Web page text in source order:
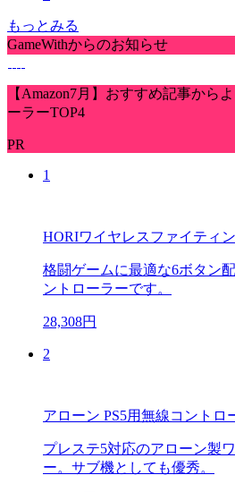
もっとみる
GameWithからのお知らせ
【Amazon7月】おすすめ記事から
ーラーTOP4
PR
1
HORIワイヤレスファイティ
格闘ゲームに最適な6ボタン
ントローラーです。
28,308円
2
アローン PS5用無線コントロ
プレステ5対応のアローン製
ー。サブ機としても優秀。